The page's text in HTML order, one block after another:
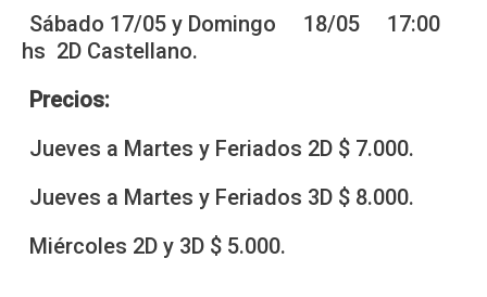
Sábado 17/05 y Domingo 18/05 17:00
hs 2D Castellano.
Precios:
Jueves a Martes y Feriados 2D $ 7.000.
Jueves a Martes y Feriados 3D $ 8.000.
Miércoles 2D y 3D $ 5.000.